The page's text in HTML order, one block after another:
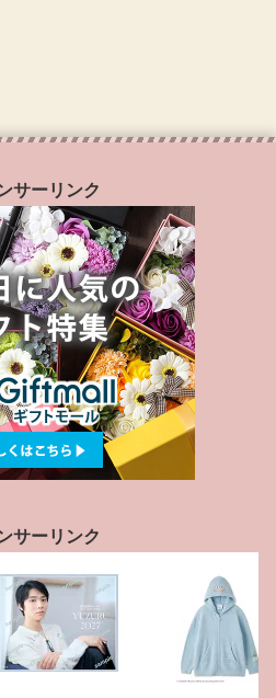
サーリンク
サーリンク